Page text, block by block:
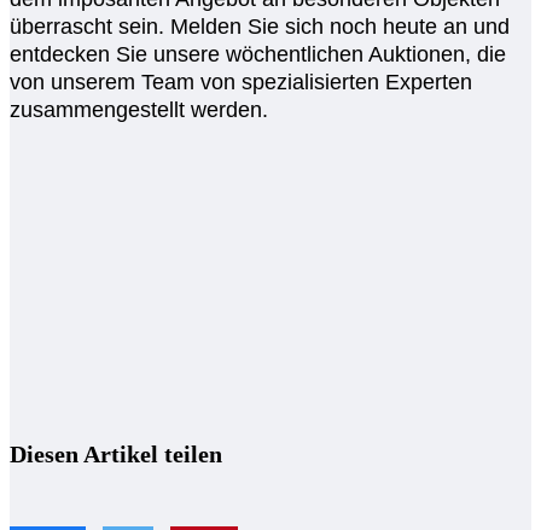
überrascht sein. Melden Sie sich noch heute an und
entdecken Sie unsere wöchentlichen Auktionen, die
von unserem Team von spezialisierten Experten
zusammengestellt werden.
Diesen Artikel teilen